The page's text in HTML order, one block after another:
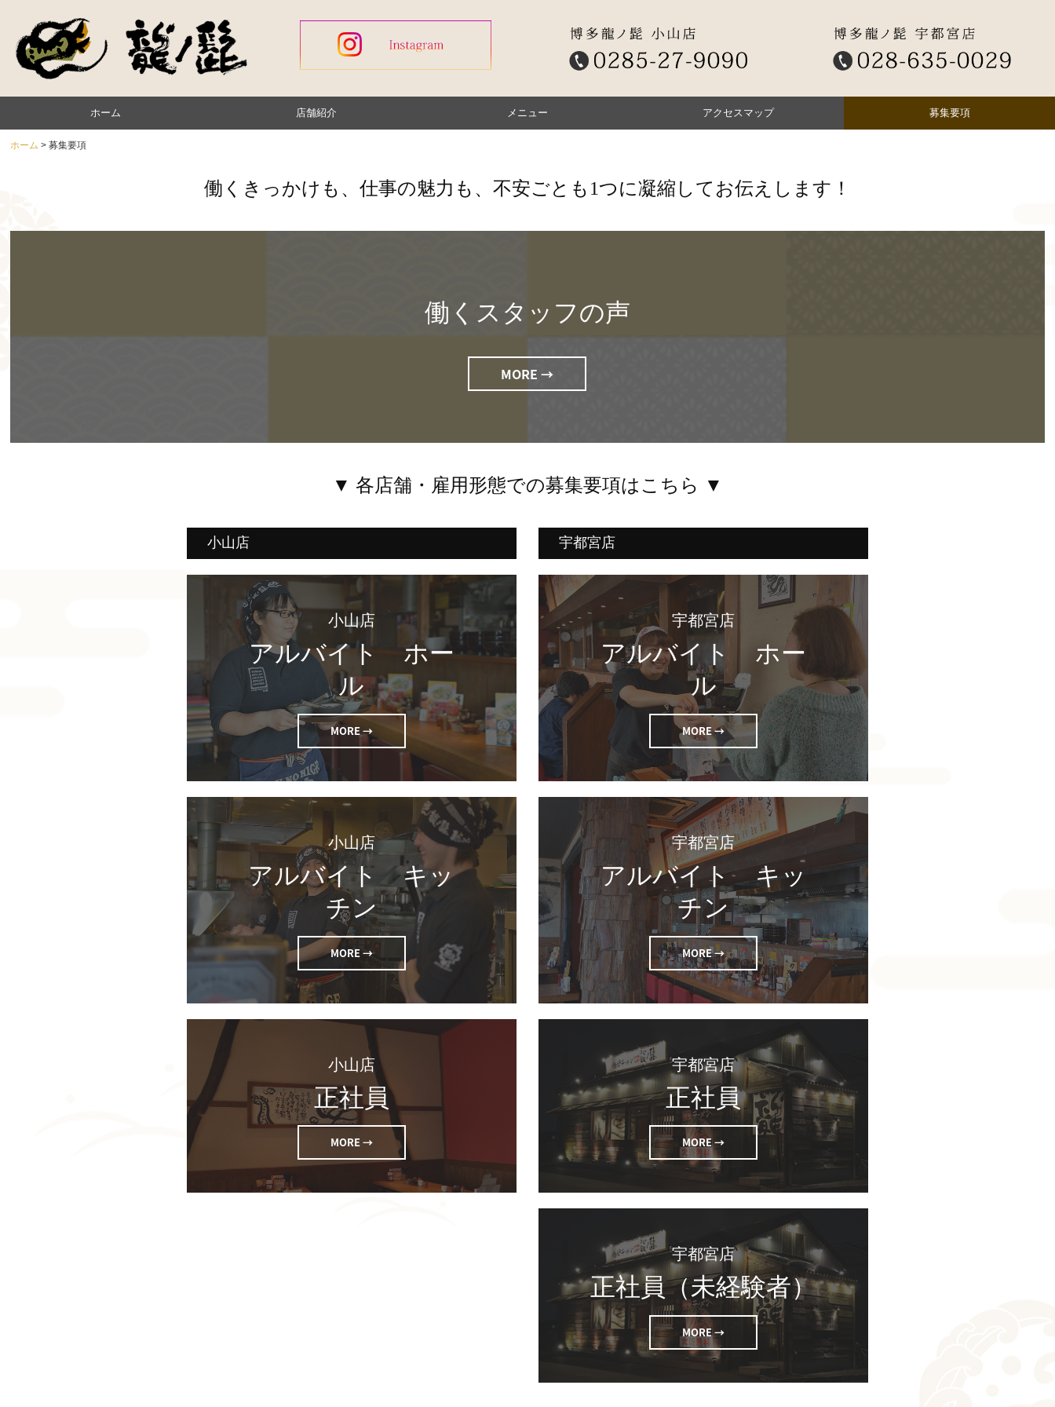
ホーム 店舗紹介 メニュー アクセスマップ 募集要項
ホーム 募集要項
働くきっかけも、仕事の魅力も、不安ごとも1つに凝縮してお伝えします！
働くスタッフの声
MORE →
▼ 各店舗・雇用形態での募集要項はこちら ▼
小山店
小山店
アルバイト　ホー
ル
MORE →
小山店
アルバイト　キッ
チン
MORE →
小山店
正社員
MORE →
宇都宮店
アルバイト　ホー
ル
MORE →
宇都宮店
アルバイト　キッ
チン
MORE →
宇都宮店
正社員
MORE →
宇都宮店
正社員（未経験者）
MORE →